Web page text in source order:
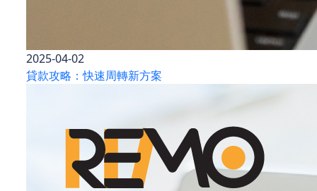
2025-04-02
貸款攻略：快速周轉新方案